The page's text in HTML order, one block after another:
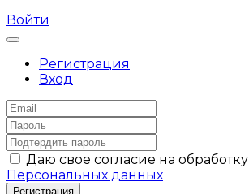
Войти
Регистрация
Вход
Даю свое согласие на обработку
Персональных данных